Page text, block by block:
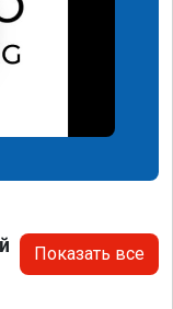
Показать все